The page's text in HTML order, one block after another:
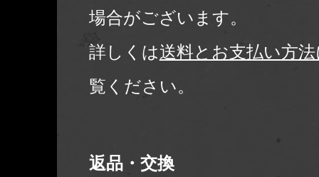
場合がございます。
詳しくは送料とお支払い方
覧ください。
返品・交換